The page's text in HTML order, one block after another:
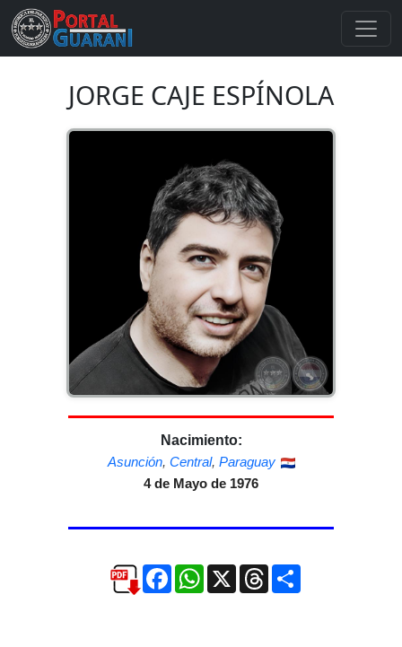
JORGE CAJE ESPÍNOLA
Nacimiento:
Asunción, Central, Paraguay
4 de Mayo de 1976
FacebookWhatsApp
X ThreadsCompartir